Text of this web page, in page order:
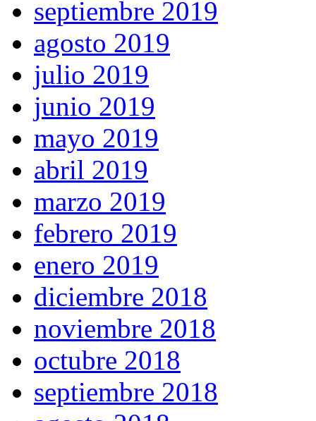
septiembre 2019
agosto 2019
julio 2019
junio 2019
mayo 2019
abril 2019
marzo 2019
febrero 2019
enero 2019
diciembre 2018
noviembre 2018
octubre 2018
septiembre 2018